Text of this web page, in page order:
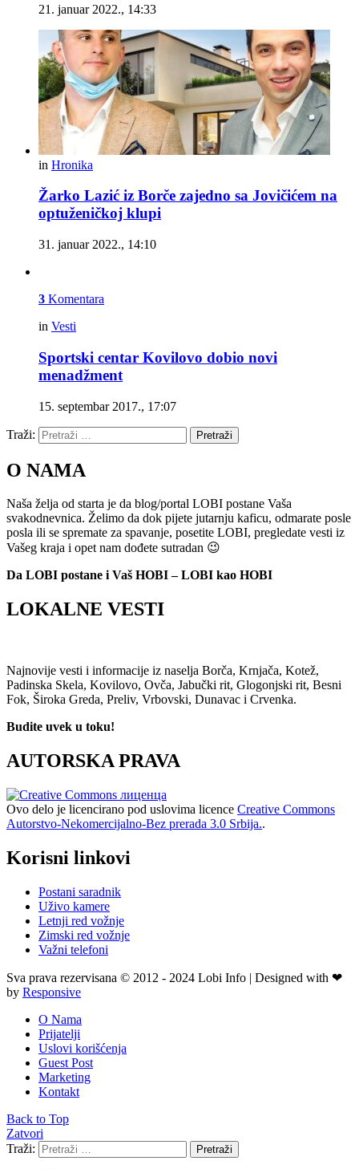
21. januar 2022., 14:33
in Hronika
Žarko Lazić iz Borče zajedno sa Jovičićem na
optuženičkoj klupi
31. januar 2022., 14:10
3 Komentara
in Vesti
Sportski centar Kovilovo dobio novi
menadžment
15. septembar 2017., 17:07
Traži: Pretraži
O NAMA
Naša želja od starta je da blog/portal LOBI postane Vaša
svakodnevnica. Želimo da dok pijete jutarnju kaficu, odmarate posle
posla ili se spremate za spavanje, posetite LOBI, pregledate vesti iz
Vašeg kraja i opet nam dođete sutradan 😉
Da LOBI postane i Vaš HOBI – LOBI kao HOBI
LOKALNE VESTI
Najnovije vesti i informacije iz naselja Borča, Krnjača, Kotež,
Padinska Skela, Kovilovo, Ovča, Jabučki rit, Glogonjski rit, Besni
Fok, Široka Greda, Preliv, Vrbovski, Dunavac i Crvenka.
Budite uvek u toku!
AUTORSKA PRAVA
Ovo delo je licencirano pod uslovima licence Creative Commons
Autorstvo-Nekomercijalno-Bez prerada 3.0 Srbija..
Korisni linkovi
Postani saradnik
Uživo kamere
Letnji red vožnje
Zimski red vožnje
Važni telefoni
Sva prava rezervisana © 2012 - 2024 Lobi Info | Designed with ❤
by Responsive
O Nama
Prijatelji
Uslovi korišćenja
Guest Post
Marketing
Kontakt
Back to Top
Zatvori
Traži:
Pretraži